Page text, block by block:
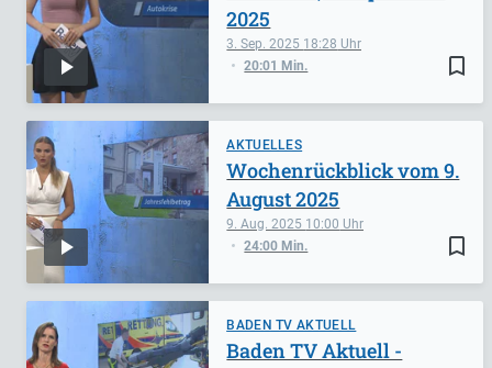
bookmark_border
3. Sep. 2025 18:28
20:01 Min.
2025
AKTUELLES
bookmark_border
9. Aug. 2025 10:00
24:00 Min.
Wochenrückblick vom 9.
August 2025
BADEN TV AKTUELL
Baden TV Aktuell -